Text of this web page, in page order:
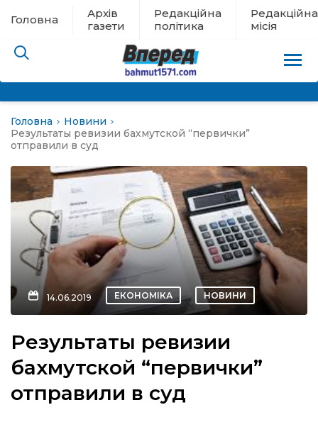
Головна
Архів
газети
Редакційна
політика
Редакційна
місія
евакуації
новини
Головна
Новини
Результаты ревизии бахмутской “первички”
отправили в суд
14.06.2019 ЕКОНОМІКА НОВИНИ
Результаты ревизии
бахмутской “первички”
отправили в суд